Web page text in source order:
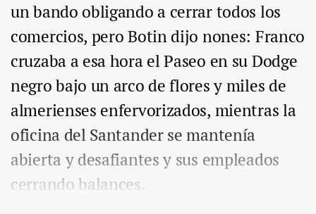
un bando obligando a cerrar todos los
comercios, pero Botin dijo nones: Franco
cruzaba a esa hora el Paseo en su Dodge
negro bajo un arco de flores y miles de
almerienses enfervorizados, mientras la
oficina del Santander se mantenía
abierta y desafiantes y sus empleados
cerrando balances.